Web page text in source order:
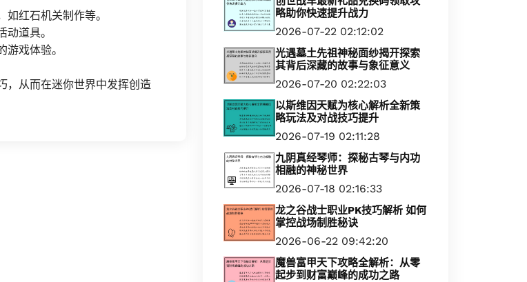
红石机关制作等。
道具。
戏体验。
，从而在迷你世界中发挥创造
略助你快速提升战力
2026-07-22 02:12:02
光遇墓土先祖神秘面纱揭开探索
其背后深藏的故事与象征意义
2026-07-20 02:22:03
以斯维因天赋为核心解析全新策
略玩法及对战技巧提升
2026-07-19 02:11:28
九阴真经琴师：探秘古琴与内功
相融的神秘世界
2026-07-18 02:16:33
龙之谷战士职业PK技巧解析 如何
掌控战场制胜秘诀
2026-06-22 09:42:20
魔兽富甲天下攻略全解析：从零
起步到财富巅峰的成功之路